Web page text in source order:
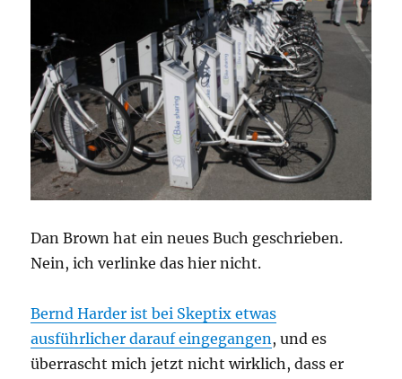
Dan Brown hat ein neues Buch geschrieben.
Nein, ich verlinke das hier nicht.
Bernd Harder ist bei Skeptix etwas
ausführlicher darauf eingegangen, und es
überrascht mich jetzt nicht wirklich, dass er